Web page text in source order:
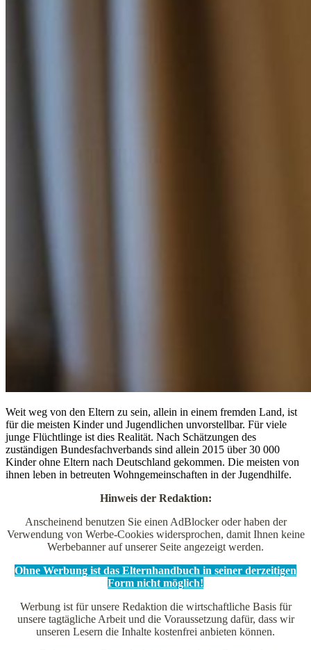
Weit weg von den Eltern zu sein, allein in einem fremden Land, ist
für die meisten Kinder und Jugendlichen unvorstellbar. Für viele
junge Flüchtlinge ist dies Realität. Nach Schätzungen des
zuständigen Bundesfachverbands sind allein 2015 über 30 000
Kinder ohne Eltern nach Deutschland gekommen. Die meisten von
ihnen leben in betreuten Wohngemeinschaften in der Jugendhilfe.
Hinweis der Redaktion:
Anscheinend benutzen Sie einen AdBlocker oder haben der
Verwendung von Werbe-Cookies widersprochen, damit Ihnen keine
Werbebanner auf unserer Seite angezeigt werden.
Ohne Werbung ist das Elternhandbuch in seiner derzeitigen
Form nicht möglich!
Werbung ist für unsere Redaktion die wirtschaftliche Basis für
unsere tagtägliche Arbeit und die Voraussetzung dafür, dass wir
unseren Lesern die Inhalte kostenfrei anbieten können.